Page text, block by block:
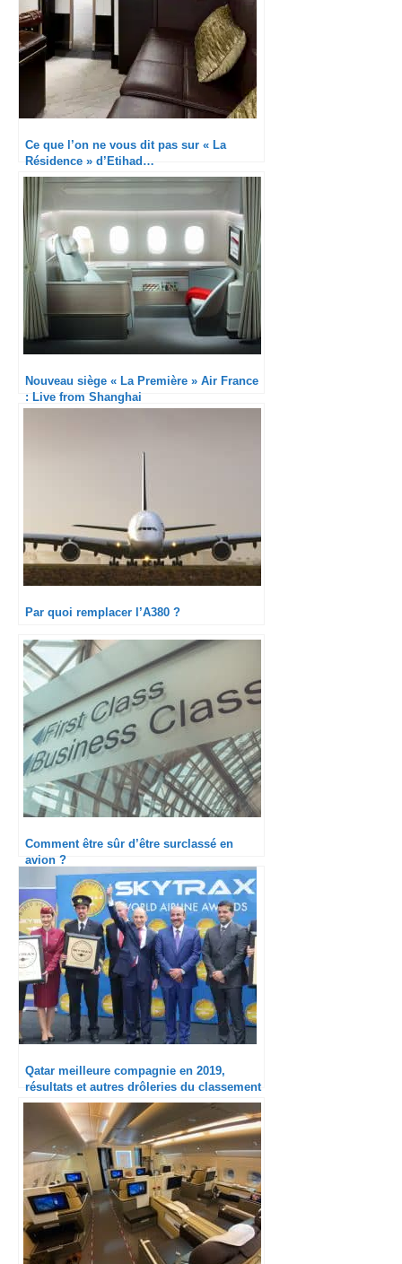
Ce que l’on ne vous dit pas sur « La
Résidence » d’Etihad…
Nouveau siège « La Première » Air France
: Live from Shanghai
Par quoi remplacer l’A380 ?
Comment être sûr d’être surclassé en
avion ?
Qatar meilleure compagnie en 2019,
résultats et autres drôleries du classement
Skytrax 2019